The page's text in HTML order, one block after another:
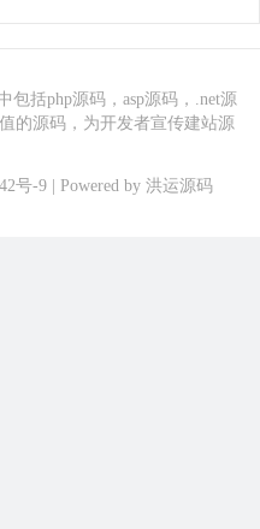
括php源码，asp源码，.net源
的源码，为开发者宣传建站源
号-9 | Powered by 洪运源码